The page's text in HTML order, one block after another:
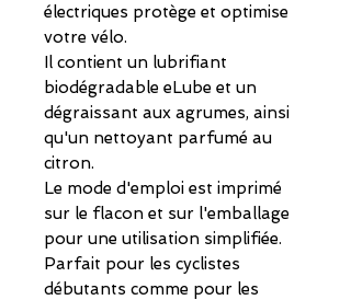
électriques protège et optimise
votre vélo.
Il contient un lubrifiant
biodégradable eLube et un
dégraissant aux agrumes, ainsi
qu'un nettoyant parfumé au
citron.
Le mode d'emploi est imprimé
sur le flacon et sur l'emballage
pour une utilisation simplifiée.
Parfait pour les cyclistes
débutants comme pour les